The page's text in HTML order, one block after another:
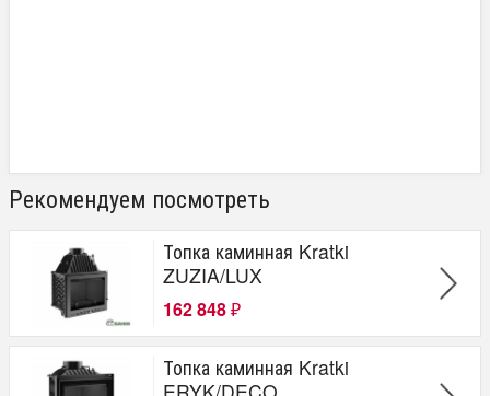
Рекомендуем посмотреть
Топка каминная Kratki
ZUZIA/LUX
162 848 ₽
Топка каминная Kratki